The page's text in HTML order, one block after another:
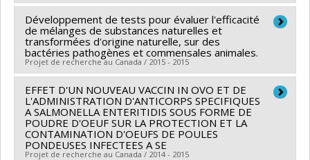
v1B): Soutien à des projets rech. (Mitacs) , PVXXXXXX-
Stage Accélération Québec - MITACS
Lead researcher : Marie Archambault
Co-researchers : Martine Boulianne,Josée Harel
François Malouin
Funding sources:MAPAQ/Ministère de l'Agriculture,
des Pêcheries et de l'Alimentation
Grant programs:
Développement de tests pour évaluer l'efficacité
de mélanges de substances naturelles et
transformées d'origine naturelle, sur des
bactéries pathogènes et commensales animales.
Projet de recherche au Canada / 2015 - 2015
Lead researcher : Martine Boulianne
EFFET D'UN NOUVEAU VACCIN IN OVO ET DE
L'ADMINISTRATION D'ANTICORPS SPECIFIQUES
A SALMONELLA ENTERITIDIS SOUS FORME DE
POUDRE D'OEUF SUR LA PROTECTION ET LA
CONTAMINATION D'OEUFS DE POULES
PONDEUSES INFECTEES A SE
Projet de recherche au Canada / 2014 - 2015